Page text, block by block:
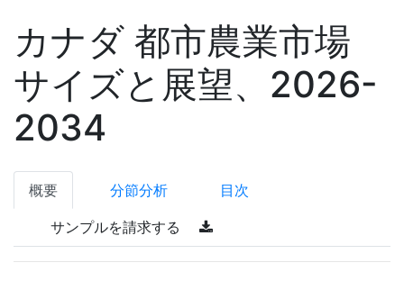
カナダ 都市農業市場
サイズと展望、2026-
2034
概要 分節分析 目次
サンプルを請求する